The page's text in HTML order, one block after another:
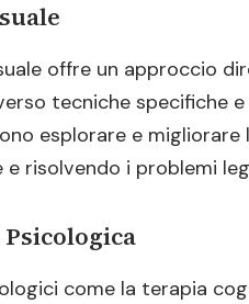
offre un approccio
tecniche specifiche
esplorare e migliorare
e risolvendo i problemi
come la terapia